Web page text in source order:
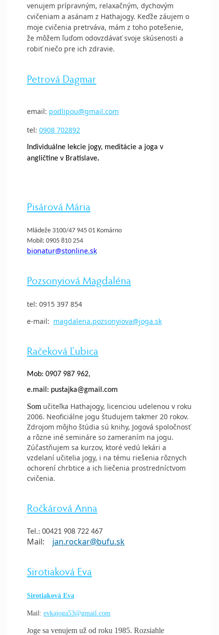
venujem prípravným, relaxačným, dychovým
cvičeniam a asánam z Hathajogy. Keďže záujem o
moje cvičenia pretrváva, mám z toho potešenie,
že môžem ľuďom odovzdávať svoje skúsenosti a
robiť niečo pre ich zdravie.
Petrová Dagmar
email: podlipou@gmail.com
tel: 0908 702892
Individuálne lekcie jogy, meditácie a joga v
angličtine v Bratislave.
Pisárová Mária
Mládeže 3100/47 945 01 Komárno
Mobil: 0905 810 254
bionatur@stonline.sk
Pozsonyiová Magdaléna
tel: 0915 397 854
e-mail: magdalena.pozsonyiova@joga.sk
Račeková Ľubica
Mob: 0907 987 962,
e.mail: pustajka@gmail.com
Som učiteľka Hathajogy, licenciou udelenou v roku
2006. Neoficiálne jogu študujem takmer 20 rokov.
Zdrojom môjho štúdia sú knihy, Jogová spoločnosť
a rôzne iné semináre so zameraním na jogu.
Zúčastňujem sa kurzov, ktoré vedú lekári a
vzdelaní učitelia jogy, i na tému riešenia rôznych
ochorení chrbtice a ich liečenia prostredníctvom
cvičenia.
Ročkárová Anna
Tel.: 00421 908 722 467
Mail: jan.rockar@bufu.sk
Sirotiaková Eva
Sirotiaková Eva
Mail: evkajoga53@gmail.com
Joge sa venujem už od roku 1985. Rozsiahle